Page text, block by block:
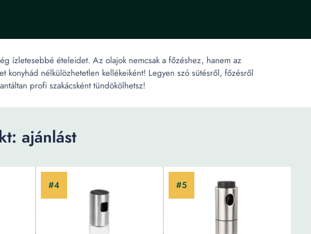
ízletesebbé ételeidet. Az olajok nemcsak a főzéshez, hanem az
konyhád nélkülözhetetlen kellékeiként! Legyen szó sütésről, főzésről
profi szakácsként tündökölhetsz!
ajánlást